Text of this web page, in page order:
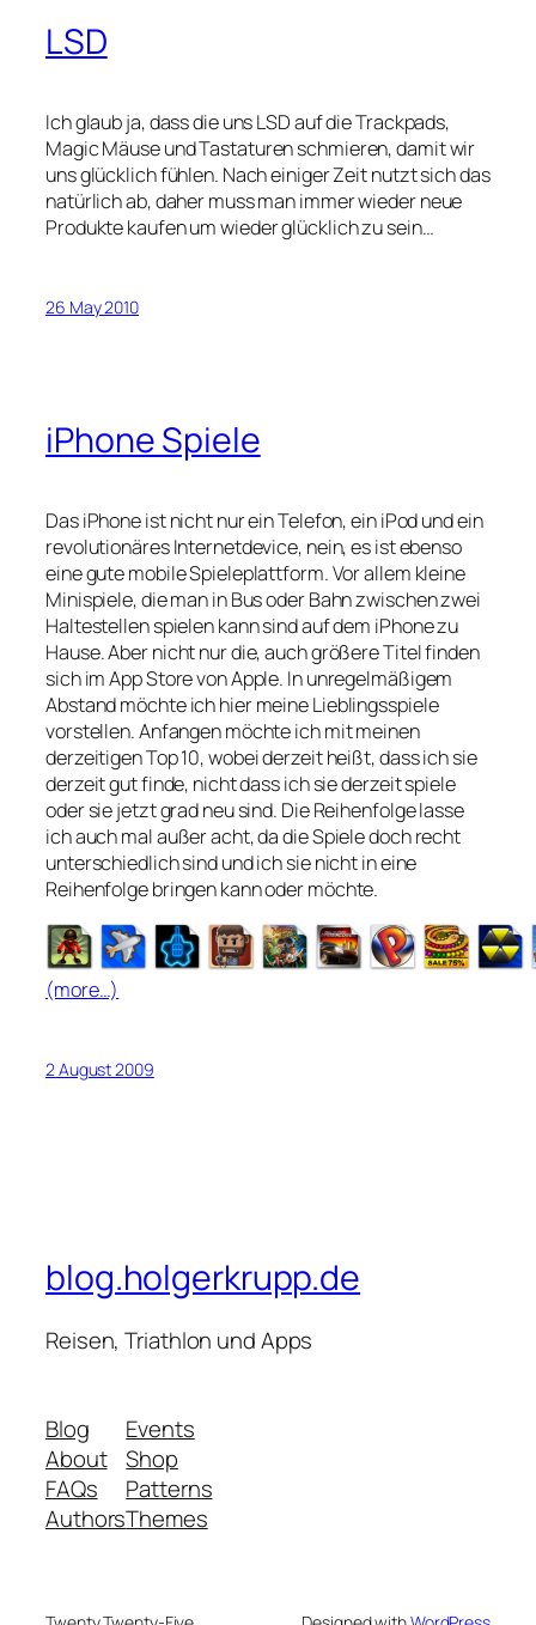
LSD
Ich glaub ja, dass die uns LSD auf die Trackpads,
Magic Mäuse und Tastaturen schmieren, damit wir
uns glücklich fühlen. Nach einiger Zeit nutzt sich das
natürlich ab, daher muss man immer wieder neue
Produkte kaufen um wieder glücklich zu sein…
26 May 2010
iPhone Spiele
Das iPhone ist nicht nur ein Telefon, ein iPod und ein
revolutionäres Internetdevice, nein, es ist ebenso
eine gute mobile Spieleplattform. Vor allem kleine
Minispiele, die man in Bus oder Bahn zwischen zwei
Haltestellen spielen kann sind auf dem iPhone zu
Hause. Aber nicht nur die, auch größere Titel finden
sich im App Store von Apple. In unregelmäßigem
Abstand möchte ich hier meine Lieblingsspiele
vorstellen. Anfangen möchte ich mit meinen
derzeitigen Top 10, wobei derzeit heißt, dass ich sie
derzeit gut finde, nicht dass ich sie derzeit spiele
oder sie jetzt grad neu sind. Die Reihenfolge lasse
ich auch mal außer acht, da die Spiele doch recht
unterschiedlich sind und ich sie nicht in eine
Reihenfolge bringen kann oder möchte.
(more…)
2 August 2009
blog.holgerkrupp.de
Reisen, Triathlon und Apps
Blog
About
FAQs
Authors
Events
Shop
Patterns
Themes